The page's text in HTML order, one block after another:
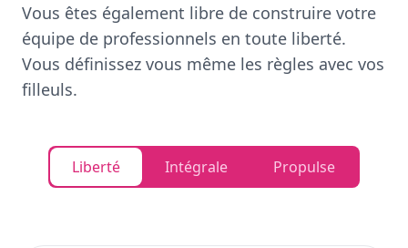
Vous êtes également libre de construire votre
équipe de professionnels en toute liberté.
Vous définissez vous même les règles avec vos
filleuls.
Liberté Intégrale Propulse